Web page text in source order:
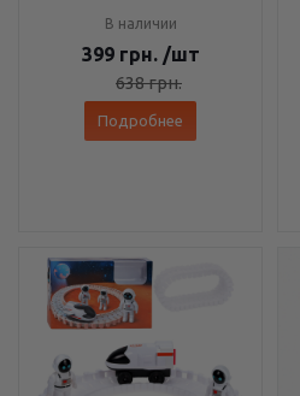
В наличии
399 грн. /шт
638грн.
Подробнее